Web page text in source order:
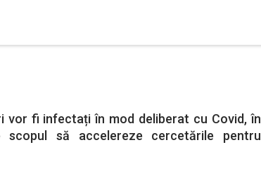
vor fi infectați în mod deliberat cu Covid, în
să accelereze cercetările pentru